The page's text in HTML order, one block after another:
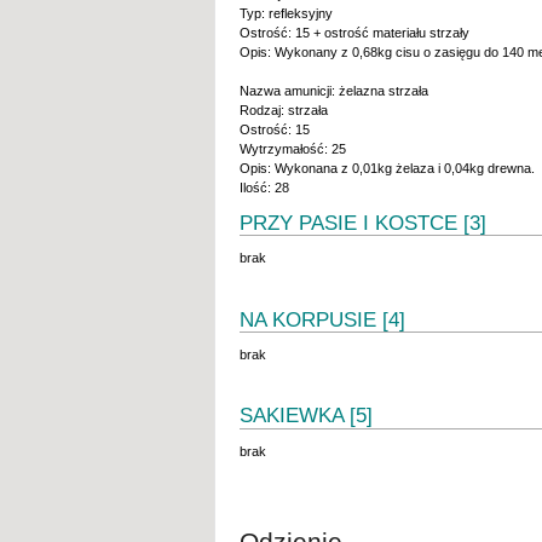
Typ: refleksyjny
Ostrość: 15 + ostrość materiału strzały
Opis: Wykonany z 0,68kg cisu o zasięgu do 140
Nazwa amunicji: żelazna strzała
Rodzaj: strzała
Ostrość: 15
Wytrzymałość: 25
Opis: Wykonana z 0,01kg żelaza i 0,04kg drewna.
Ilość: 28
PRZY PASIE I KOSTCE [3]
brak
NA KORPUSIE [4]
brak
SAKIEWKA [5]
brak